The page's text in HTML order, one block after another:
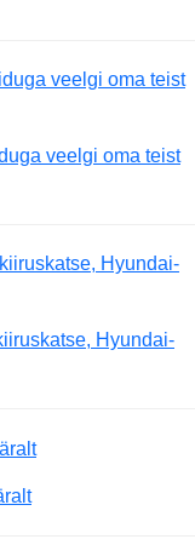
veelgi oma teist
Hyundai-